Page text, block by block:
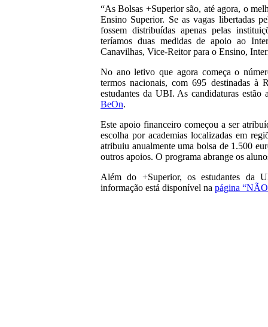
“As Bolsas +Superior são, até agora, o
Ensino Superior. Se as vagas libertadas
fossem distribuídas apenas pelas
teríamos duas medidas de apoio ao
Canavilhas, Vice-Reitor para o Ensino,
No ano letivo que agora começa o
termos nacionais, com 695 destinadas à
estudantes da UBI. As candidaturas
BeOn.
Este apoio financeiro começou a ser
escolha por academias localizadas em
atribuiu anualmente uma bolsa de 1.500
outros apoios. O programa abrange os
Além do +Superior, os estudantes da
informação está disponível na página